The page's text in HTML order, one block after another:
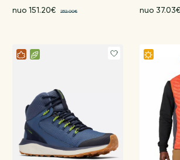
nuo 151.20€ 252.00€ nuo 37.03€